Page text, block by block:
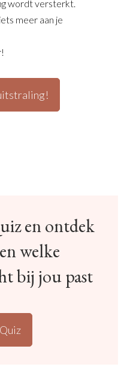
wordt versterkt.
meer aan je
en ontdek
welke
bij jou past